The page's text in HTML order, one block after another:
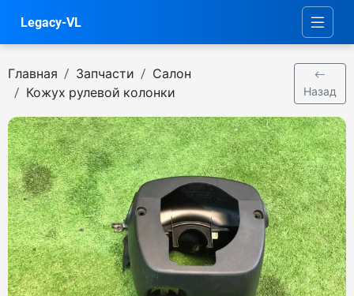
Legacy-VL
Главная Запчасти
Салон
Кожух рулевой колонки
Назад